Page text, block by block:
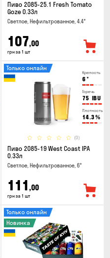
Пиво 2085-25.1 Fresh Tomato
Goze 0.33л
Светлое, Нефильтрованное, 4.4°
107,00
грн за 1 шт
Крепость
6 °
Горечь
75 IBU
Плотность
14.3%
(0)
Только онлайн
Пиво 2085-19 West Coast IPA
0.33л
Светлое, Нефильтрованное, 6°
111 ,00
грн за 1 шт
Только онлайн
Новинка